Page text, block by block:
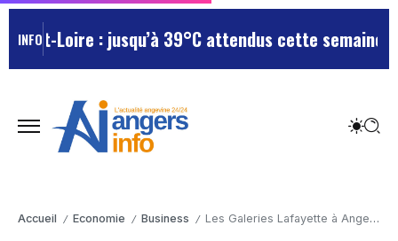
INFO
et-Loire : jusqu’à 39°C attendus cette semaine, le
Accueil / Economie / Business / Les Galeries Lafayette à Angers vont changer de nom